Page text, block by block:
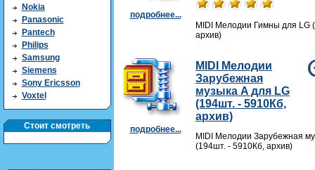
Nokia
Panasonic
Pantech
Philips
Samsung
Siemens
Sony Ericsson
Voxtel
Стоит смотреть
подробнее...
MIDI Мелодии Гимны для LG
архив)
подробнее...
MIDI Мелодии
Зарубежная
музыка A для LG
(194шт. - 5910Кб,
архив)
MIDI Мелодии Зарубежная
(194шт. - 5910Кб, архив)